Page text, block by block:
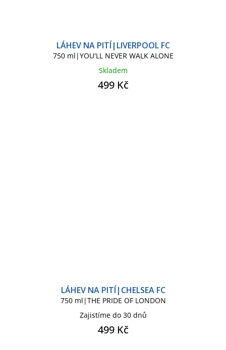
LÁHEV NA PITÍ|LIVERPOOL FC
750 ml|YOU'LL NEVER WALK ALONE
Skladem
499 Kč
LÁHEV NA PITÍ|CHELSEA FC
750 ml|THE PRIDE OF LONDON
Zajistíme do 30 dnů
499 Kč